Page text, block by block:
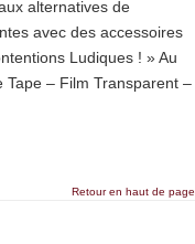
alternatives de
avec des accessoires
Ludiques ! » Au
Tape – Film Transparent –
Retour en haut de page